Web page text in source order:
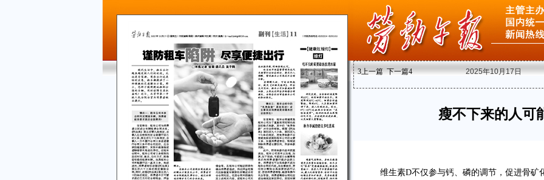
3上一篇 下一篇4 2025年10月17日
瘦不下来的人可
维生素D不仅参与钙、磷的调节，促进骨